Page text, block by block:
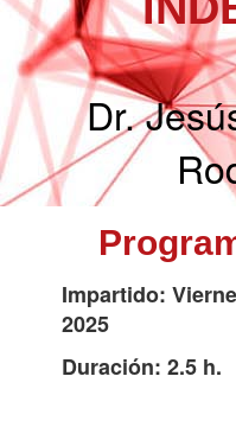
Dr.
Impartido:
2025
Duración: 2.5 h.